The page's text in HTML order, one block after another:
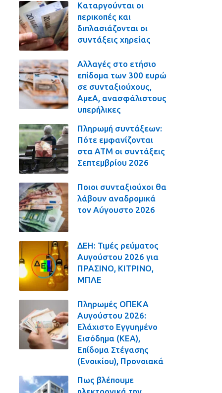
Καταργούνται οι
περικοπές και
διπλασιάζονται οι
συντάξεις χηρείας
Αλλαγές στο ετήσιο
επίδομα των 300 ευρώ
σε συνταξιούχους,
ΑμεΑ, ανασφάλιστους
υπερήλικες
Πληρωμή συντάξεων:
Πότε εμφανίζονται
στα ΑΤΜ οι συντάξεις
Σεπτεμβρίου 2026
Ποιοι συνταξιούχοι θα
λάβουν αναδρομικά
τον Αύγουστο 2026
ΔΕΗ: Τιμές ρεύματος
Αυγούστου 2026 για
ΠΡΑΣΙΝΟ, ΚΙΤΡΙΝΟ,
ΜΠΛΕ
Πληρωμές ΟΠΕΚΑ
Αυγούστου 2026:
Ελάχιστο Εγγυημένο
Εισόδημα (ΚΕΑ),
Επίδομα Στέγασης
(Ενοικίου), Προνοιακά
Πως βλέπουμε